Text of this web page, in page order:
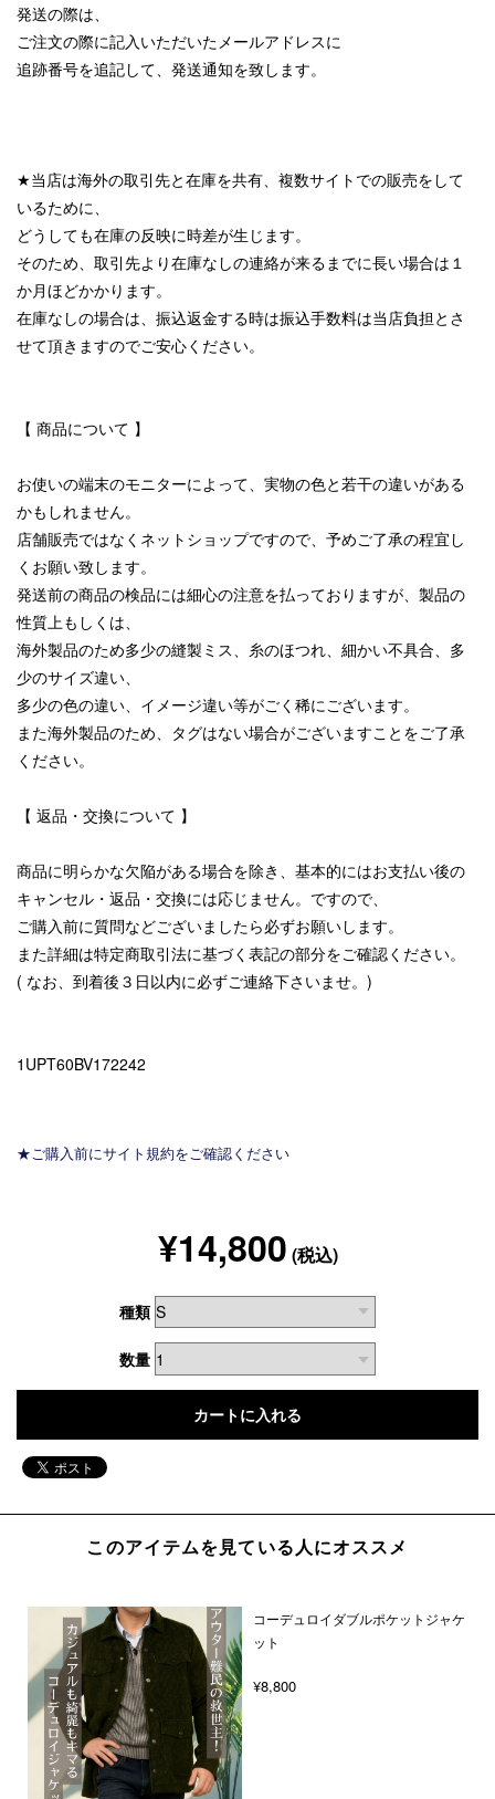
発送の際は、
ご注文の際に記入いただいたメールアドレスに
追跡番号を追記して、発送通知を致します。
★当店は海外の取引先と在庫を共有、複数サイトでの販売をして
いるために、
どうしても在庫の反映に時差が生じます。
そのため、取引先より在庫なしの連絡が来るまでに長い場合は１
か月ほどかかります。
在庫なしの場合は、振込返金する時は振込手数料は当店負担とさ
せて頂きますのでご安心ください。
【 商品について 】
お使いの端末のモニターによって、実物の色と若干の違いがある
かもしれません。
店舗販売ではなくネットショップですので、予めご了承の程宜し
くお願い致します。
発送前の商品の検品には細心の注意を払っておりますが、製品の
性質上もしくは、
海外製品のため多少の縫製ミス、糸のほつれ、細かい不具合、多
少のサイズ違い、
多少の色の違い、イメージ違い等がごく稀にございます。
また海外製品のため、タグはない場合がございますことをご了承
ください。
【 返品・交換について 】
商品に明らかな欠陥がある場合を除き、基本的にはお支払い後の
キャンセル・返品・交換には応じません。ですので、
ご購入前に質問などございましたら必ずお願いします。
また詳細は特定商取引法に基づく表記の部分をご確認ください。
( なお、到着後３日以内に必ずご連絡下さいませ。)
1UPT60BV172242
★ご購入前にサイト規約をご確認ください
¥14,800 (税込)
種類
数量
このアイテムを見ている人にオススメ
コーデュロイダブルポケットジャケ
ット
¥8,800